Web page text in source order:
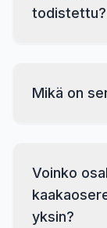
todistettu?
Mikä on
Voinko
yksin?